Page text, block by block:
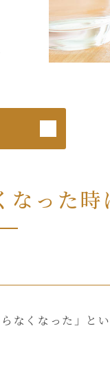
なった時
なくなった」と